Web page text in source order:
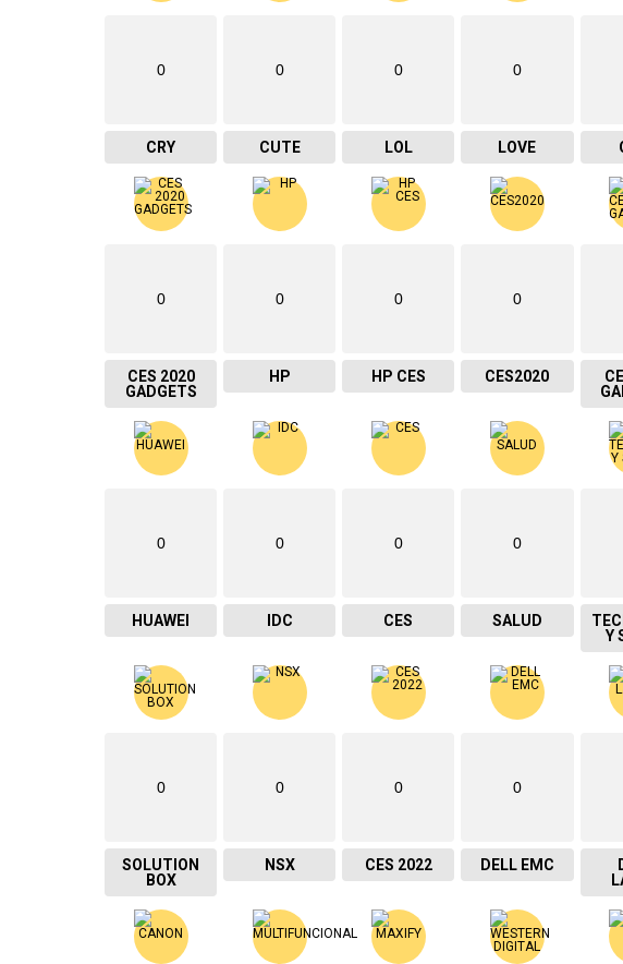
0
CRY
0
CUTE
0
LOL
0
LOVE
0
CES 2020
GADGETS
0
HP
0
HP CES
0
CES2020
0
HUAWEI
0
IDC
0
CES
0
SALUD
Y
0
SOLUTION
BOX
0
NSX
0
CES 2022
0
DELL EMC